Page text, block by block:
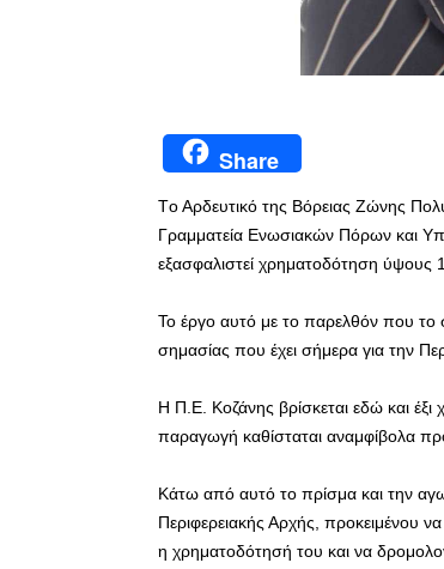
Share
Tο Αρδευτικό της Βόρειας Ζώνης
Γραμματεία Ενωσιακών Πόρων και
εξασφαλιστεί χρηματοδότηση ύψους
Το έργο αυτό με το παρελθόν που το
σημασίας που έχει σήμερα για την
Η Π.Ε. Κοζάνης βρίσκεται εδώ και έξι
παραγωγή καθίσταται αναμφίβολα
Κάτω από αυτό το πρίσμα και την
Περιφερειακής Αρχής, προκειμένου
η χρηματοδότησή του και να